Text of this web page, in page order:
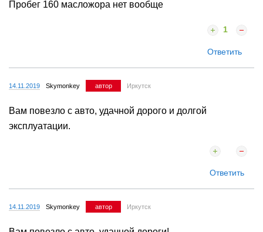
Пробег 160 масложора нет вообще
1
Ответить
14.11.2019 Skymonkey автор Иркутск
Вам повезло с авто, удачной дорого и долгой
эксплуатации.
Ответить
14.11.2019 Skymonkey автор Иркутск